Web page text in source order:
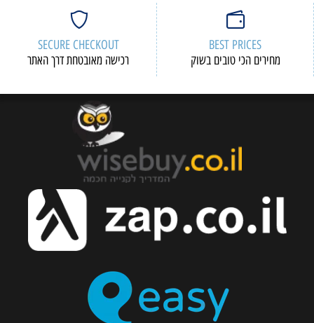
BEST PRICES
מחירים הכי טובים בשוק
SECURE CHECKOUT
רכישה מאובטחת דרך האתר